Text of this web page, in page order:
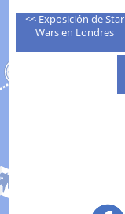
<< Exposición de Star
Wars en Londres